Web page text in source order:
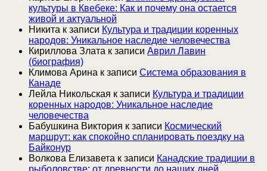
культуры в Квебеке: Как и почему она остается
живой и актуальной
Никита к записи Культура и традиции коренных
народов: Уникальное наследие человечества
Кириллова Злата к записи Аврил Лавин
(биография)
Климова Арина к записи Система образования в
Канаде
Лейла Никольская к записи Культура и традиции
коренных народов: Уникальное наследие
человечества
Бабушкина Виктория к записи Космический
маршрут: как спокойно спланировать поездку на
Байконур
Волкова Елизавета к записи Канадские традиции в
рыболовстве: от древности до наших дней